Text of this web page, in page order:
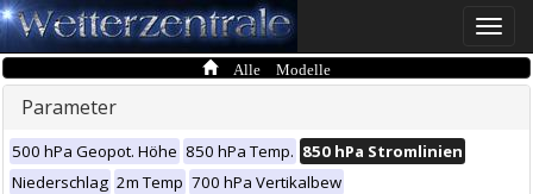
Toggle
Alle Modelle
Parameter
500 hPa Geopot. Höhe 850 hPa Temp. 850 hPa Stromlinien
Niederschlag 2m Temp 700 hPa Vertikalbew